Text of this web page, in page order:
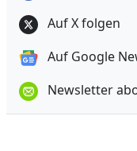
Auf X folgen
Auf Google
Newsletter